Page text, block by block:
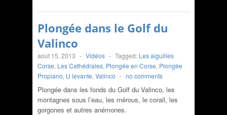
Plongée dans le Golf du
Valinco
août 15, 2013 - Vidéos - Tagged: Les aiguilles
Corse, Les Cathédrales, Plongée en Corse, Plongée
Propiano, U levante, Valinco - no comments
Plongée dans les fonds du Golf du Valinco, les
montagnes sous l’eau, les mérous, le corail, les
gorgones et autres anémones.